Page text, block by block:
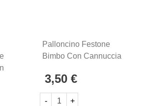
Palloncino Festone
Bimbo Con Cannuccia
Mylar, 1pz.
3,50 €
- +